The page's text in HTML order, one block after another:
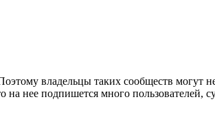
владельцы таких сообществ могут
нее подпишется много пользователей,